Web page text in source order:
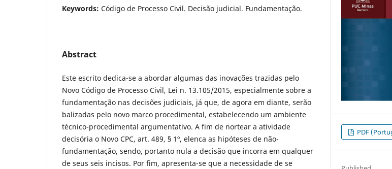
Keywords: Código de Processo Civil. Decisão judicial. Fundamentação.
Abstract
Este escrito dedica-se a abordar algumas das inovações trazidas pelo
Novo Código de Processo Civil, Lei n. 13.105/2015, especialmente sobre a
fundamentação nas decisões judiciais, já que, de agora em diante, serão
balizadas pelo novo marco procedimental, estabelecendo um ambiente
técnico-procedimental argumentativo. A fim de nortear a atividade
decisória o Novo CPC, art. 489, § 1º, elenca as hipóteses de não-
fundamentação, sendo, portanto nula a decisão que incorra em qualquer
de seus seis incisos. Por fim, apresenta-se que a necessidade de se
PDF